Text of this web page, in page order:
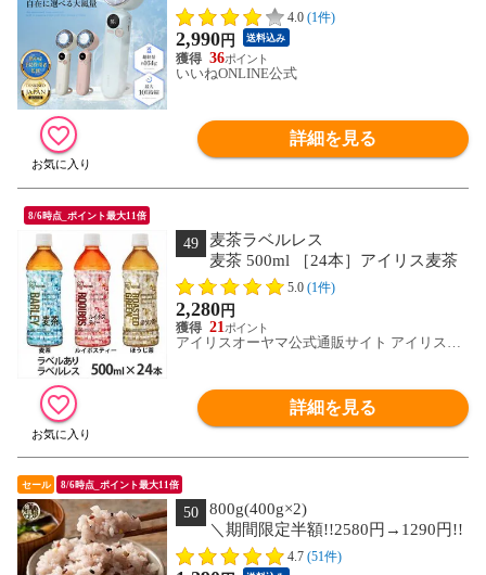
ン★熱中症予防管理者監修【最新瞬間冷
却プレート】携帯扇風機 100段階風量調
節 首掛け 静音【日本企業企画】
3000mAh 超軽量 ストラップ カラビナ付
4.0 (1件)
2,990円 送料込み
36
いいねONLINE公式
詳細を見る
8/6時点_ポイント最大11倍
49
麦茶ラベルレス
麦茶 500ml ［24本］アイリス麦茶
ラベルレス【代引不可】 [アウトレット]
5.0 (1件)
2,280円
21
アイリスオーヤマ公式通販サイト アイリスプ
詳細を見る
セール 8/6時点_ポイント最大11倍
50
800g(400g×2)
＼期間限定半額!!2580円→1290円!!
／雑穀 雑穀米 明日への輝き39穀米ブレ
ンド 800g(400g×2袋) 送料無料 非常食
4.7 (51件)